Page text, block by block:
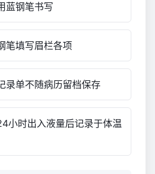
蓝钢笔书写
笔填写眉栏各项
录单不随病历留档保存
小时出入液量后记录于体温